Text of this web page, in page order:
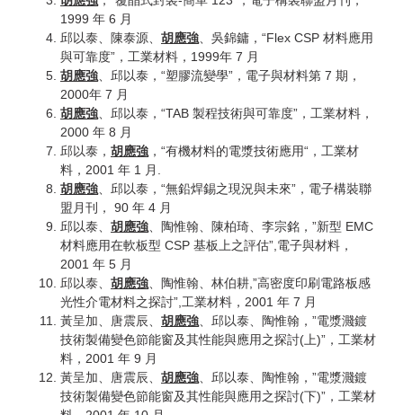
1999 年 6 月
邱以泰、陳泰源、 胡應強、吳錦鏞，“Flex CSP 材料應用
與可靠度”，工業材料，1999年 7 月
胡應強、邱以泰，“塑膠流變學”，電子與材料第 7 期，
2000年 7 月
胡應強、邱以泰，“TAB 製程技術與可靠度”，工業材料，
2000 年 8 月
邱以泰， 胡應強 ，“有機材料的電漿技術應用“，工業材
料，2001 年 1 月.
胡應強、邱以泰，“無鉛焊錫之現況與未來”，電子構裝聯
盟月刊， 90 年 4 月
邱以泰、 胡應強、陶惟翰、陳柏琦、李宗銘，”新型 EMC
材料應用在軟板型 CSP 基板上之評估”,電子與材料，
2001 年 5 月
邱以泰、 胡應強、陶惟翰、林伯耕,”高密度印刷電路板感
光性介電材料之探討”,工業材料，2001 年 7 月
黃呈加、唐震辰、 胡應強、邱以泰、陶惟翰，”電漿濺鍍
技術製備變色節能窗及其性能與應用之探討(上)”，工業材
料，2001 年 9 月
黃呈加、唐震辰、 胡應強、邱以泰、陶惟翰，”電漿濺鍍
技術製備變色節能窗及其性能與應用之探討(下)”，工業材